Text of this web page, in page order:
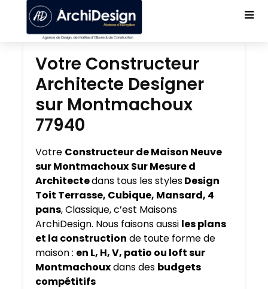
Votre Constructeur
Architecte Designer
sur Montmachoux
77940
Votre Constructeur de Maison Neuve
sur Montmachoux Sur Mesure d
Architectedans tous les stylesDesign
Toit Terrasse, Cubique, Mansard, 4
pans, Classique, c’est Maisons
ArchiDesign. Nous faisons aussi les plans
et la construction de toute forme de
maison : en L, H, V, patio ou loft sur
Montmachouxdans des budgets
compétitifs